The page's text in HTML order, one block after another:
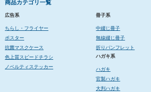
商品カテゴリ一覧
広告系
ちらし・フライヤー
ポスター
抗菌マスクケース
色上質スピードチラシ
ノベルティステッカー
冊子系
中綴じ冊子
無線綴じ冊子
折りパンフレット
ハガキ系
ハガキ
官製ハガキ
大判ハガキ